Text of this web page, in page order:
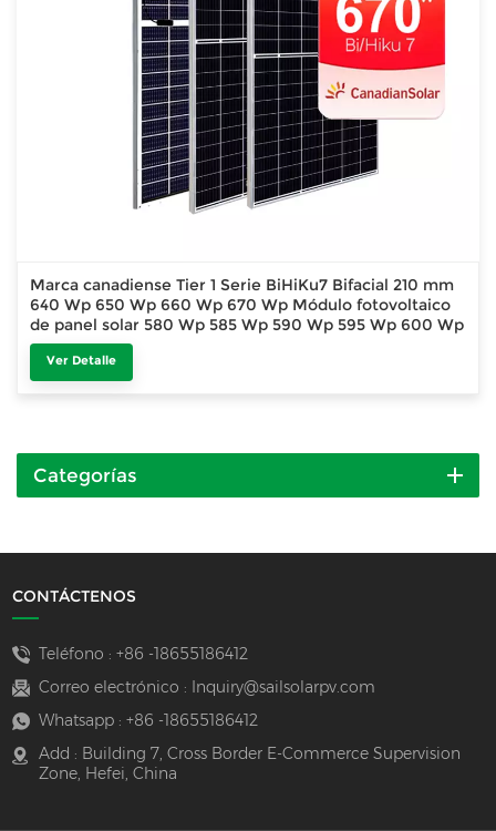
Marca canadiense Tier 1 Serie BiHiKu7 Bifacial 210 mm
640 Wp 650 Wp 660 Wp 670 Wp Módulo fotovoltaico
de panel solar 580 Wp 585 Wp 590 Wp 595 Wp 600 Wp
Ver Detalle
Categorías
CONTÁCTENOS
Teléfono : +86 -18655186412
Correo electrónico :
Inquiry@sailsolarpv.com
Whatsapp : +86 -18655186412
Add : Building 7, Cross Border E-Commerce Supervision
Zone, Hefei, China